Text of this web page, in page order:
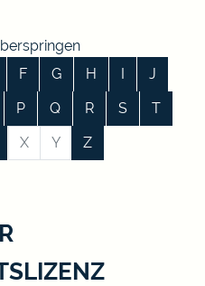
F G H I
J
P Q R S
T
X Y Z